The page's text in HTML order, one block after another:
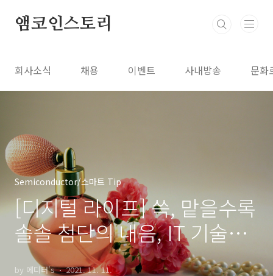
앰코인스토리
회사소식 채용 이벤트 사내방송 문화
Semiconductor/스마트 Tip
[디지털 라이프] 쓱, 맡을수록
솔솔 첨단의 내음, IT 기술과
냄새의 만남
by 에디터's 2021. 11. 11.